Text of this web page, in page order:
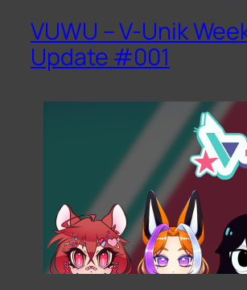
VUWU – V-Unik
Update #001